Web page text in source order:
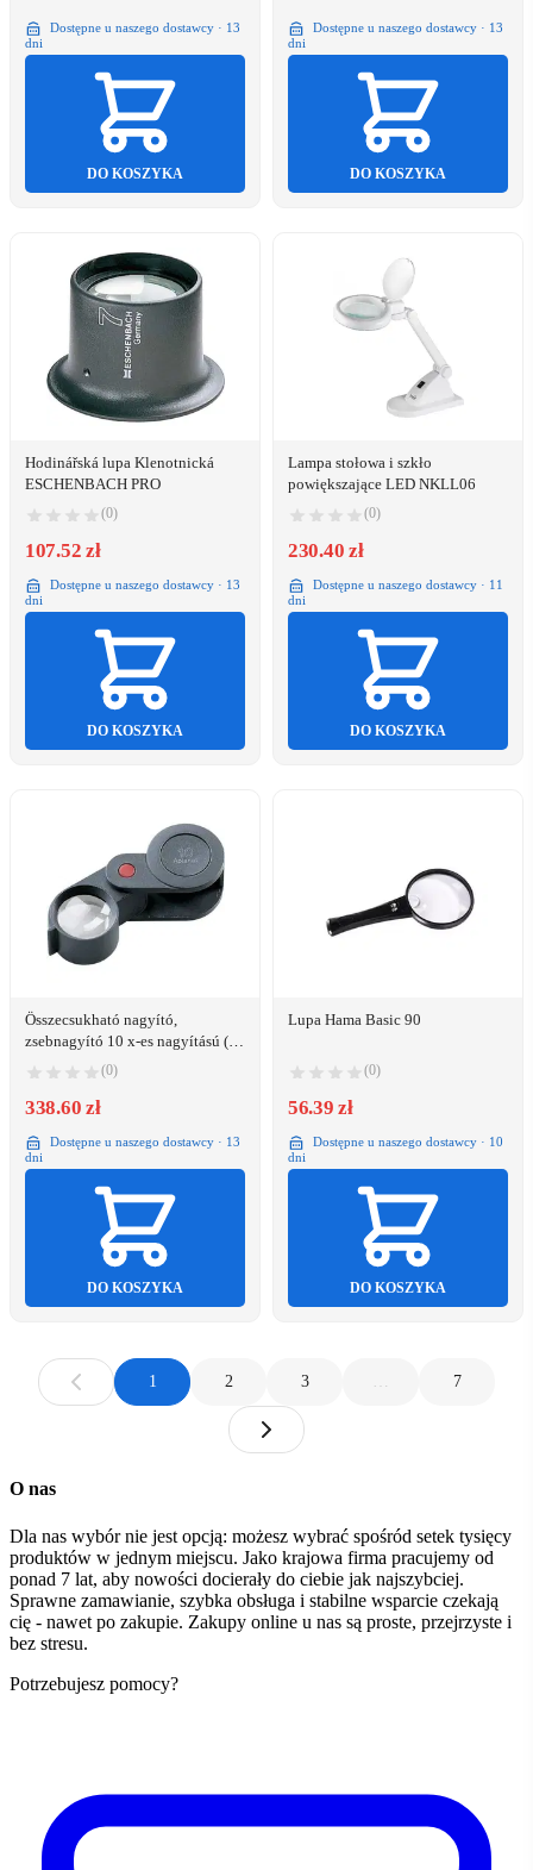
Dostępne u naszego dostawcy · 13
dni
DO KOSZYKA
Dostępne u naszego dostawcy · 13
dni
DO KOSZYKA
Hodinářská lupa Klenotnická
ESCHENBACH PRO
(0)
107.52 zł
Dostępne u naszego dostawcy · 13
dni
DO KOSZYKA
Lampa stołowa i szkło
powiększające LED NKLL06
(0)
230.40 zł
Dostępne u naszego dostawcy · 11
dni
DO KOSZYKA
Összecsukható nagyító,
zsebnagyító 10 x-es nagyítású (O)
23 mm fekete színű Eschenbach
118210
(0)
338.60 zł
Dostępne u naszego dostawcy · 13
dni
DO KOSZYKA
Lupa Hama Basic 90
(0)
56.39 zł
Dostępne u naszego dostawcy · 10
dni
DO KOSZYKA
1 2 3 … 7
O nas
Dla nas wybór nie jest opcją: możesz wybrać spośród setek tysięcy
produktów w jednym miejscu. Jako krajowa firma pracujemy od
ponad 7 lat, aby nowości docierały do ciebie jak najszybciej.
Sprawne zamawianie, szybka obsługa i stabilne wsparcie czekają
cię - nawet po zakupie. Zakupy online u nas są proste, przejrzyste i
bez stresu.
Potrzebujesz pomocy?